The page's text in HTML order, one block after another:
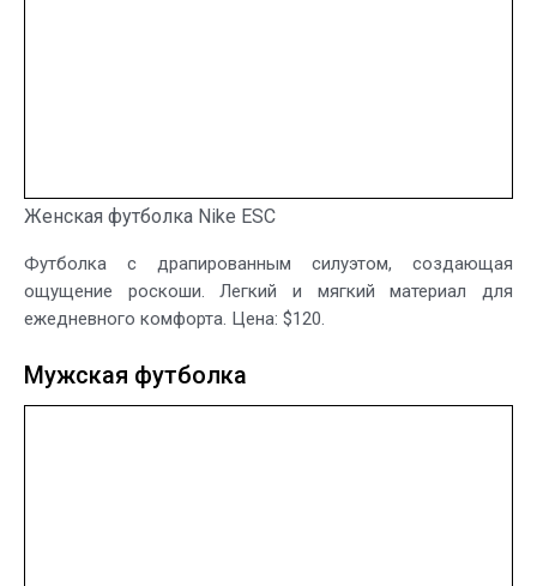
Женская футболка Nike ESC
Футболка с драпированным силуэтом, создающая
ощущение роскоши. Легкий и мягкий материал для
ежедневного комфорта. Цена: $120.
Мужская футболка